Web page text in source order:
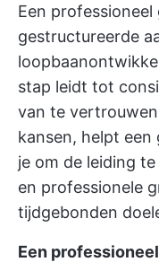
Een professioneel
gestructureerde
stap leidt tot
van te
kansen, helpt
je om de leiding
en professionele
tijdgebonden
Een